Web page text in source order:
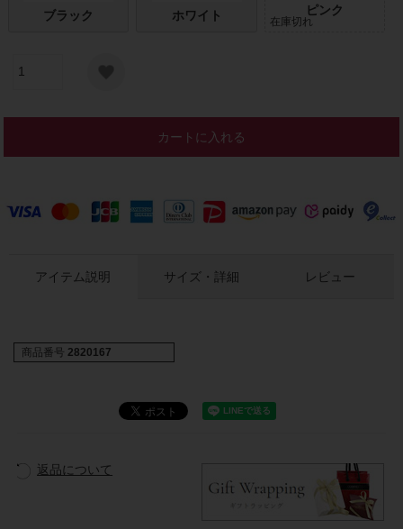
ブラック ホワイト ピンク
在庫切れ
カートに入れる
アイテム説明 サイズ・詳細 レビュー
商品番号 2820167
返品について